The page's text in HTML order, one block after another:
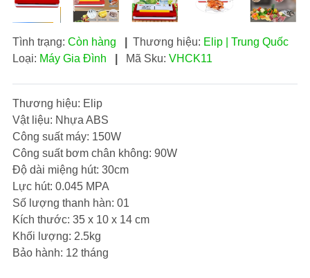
Tình trạng: Còn hàng Thương hiệu: Elip | Trung Quốc
Loại: Máy Gia Đình Mã Sku: VHCK11
Thương hiệu: Elip
Vật liệu: Nhựa ABS
Công suất máy: 150W
Công suất bơm chân không: 90W
Độ dài miệng hút: 30cm
Lực hút: 0.045 MPA
Số lượng thanh hàn: 01
Kích thước: 35 x 10 x 14 cm
Khối lượng: 2.5kg
Bảo hành: 12 tháng